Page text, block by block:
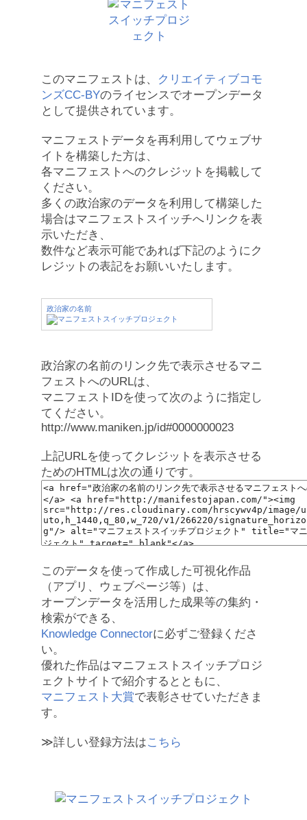
このマニフェストは、
クリエイティブコモ
ンズCC-BYのライセンスでオープンデータ
として提供されています。
マニフェストデータを再利用してウェブサ
イトを構築した方は、
各マニフェストへのクレジットを掲載して
ください。
多くの政治家のデータを利用して構築した
場合はマニフェストスイッチへリンクを表
示いただき、
数件など表示可能であれば下記のようにク
レジットの表記をお願いいたします。
政治家の名前
政治家の名前のリンク先で表示させるマニ
フェストへのURLは、
マニフェストIDを使って次のように指定し
てください。
http://www.maniken.jp/id#0000000023
上記URLを使ってクレジットを表示させる
ためのHTMLは次の通りです。
このデータを使って作成した可視化作品
（アプリ、ウェブページ等）は、
オープンデータを活用した成果等の集約・
検索ができる、
Knowledge Connectorに必ずご登録くださ
い。
優れた作品はマニフェストスイッチプロジ
ェクトサイトで紹介するとともに、
マニフェスト大賞で表彰させていただきま
す。
≫詳しい登録方法はこちら